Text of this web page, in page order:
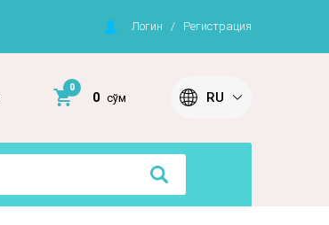
Логин / Регистрация
0
0 сўм RU